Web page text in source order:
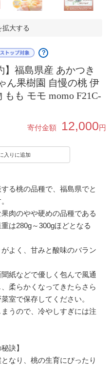
拡大する
？
】福島県産 あかつき
ん果樹園 自慢の桃 伊
も モモ momo F21C-
寄付金額 12,000円
入りに追加
る桃の品種で、福島県でと
肉のやや硬めの品種である
は280g～300gほどとなる
よく、甘みと酸味のバラン
紙などで優しく包んで風通
柔らかくなってきたらさら
室で保存してください。
うので、冷やしすぎには注
訣】
なり、桃の生育にぴったり